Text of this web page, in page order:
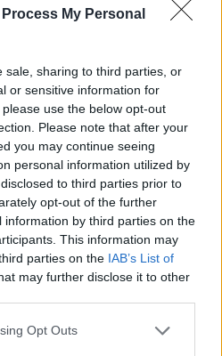
My Personal
sale, sharing to third parties, or
or sensitive information for
use the below opt-out
Please note that after your
you may continue seeing
personal information utilized by
to third parties prior to
opt-out of the further
by third parties on the
This information may
parties on the IAB’s List of
may further disclose it to other
Opt Outs
terhet jelenthet a dolgozók
a magyar